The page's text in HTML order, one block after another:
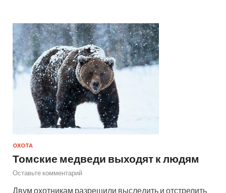
ОХОТА
Томские медведи выходят к людям
Оставьте комментарий
Двум охотникам разрешили выследить и отстрелить